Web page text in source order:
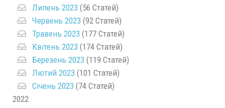
Липень 2023 (56 Статей)
Червень 2023 (92 Статей)
Травень 2023 (177 Статей)
Квітень 2023 (174 Статей)
Березень 2023 (119 Статей)
Лютий 2023 (101 Статей)
Січень 2023 (74 Статей)
2022